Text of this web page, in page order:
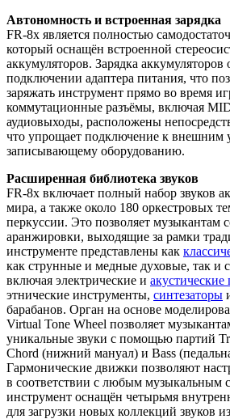
Автономность и встроенная зарядка
FR-8x является полностью
который оснащён встроенной
аккумуляторов. Зарядка аккумуляторов
подключении адаптера питания, что
заряжать инструмент прямо во время
коммутационные разъёмы, включая
аудиовыходы, расположены
что упрощает подключение к внешним
записывающему оборудованию.
Расширенная библиотека звуков
FR-8x включает полный набор звуков
мира, а также около 180 оркестровых
перкуссии. Это позволяет музыкантам
аранжировки, выходящие за рамки
инструменте представлены как
как струнные и медные духовые, так и
включая электрические и акустические
этнические инструменты, синтезаторы
барабанов. Орган на основе
Virtual Tone Wheel позволяет
уникальные звуки с помощью партий
Chord (нижний мануал) и Bass
Гармонические движки позволяют
в соответствии с любым музыкальным
инструмент оснащён четырьмя
для загрузки новых коллекций звуков